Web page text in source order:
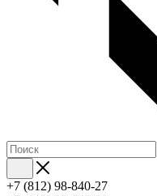
+7 (812) 98-840-27